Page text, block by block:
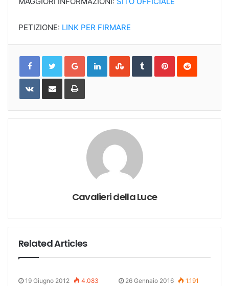
PETIZIONE: LINK PER FIRMARE
Google+LinkedInStumbleUpon
TumblrPinterestReddit
VKontakteShare
Email
Print
Cavalieri della Luce
Related Articles
19 Giugno 2012 4.083 26 Gennaio 2016 1.191